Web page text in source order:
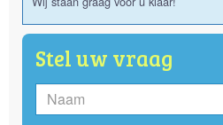
Stel uw vraag